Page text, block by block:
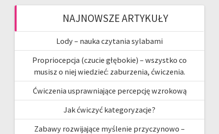
NAJNOWSZE ARTYKUŁY
Lody – nauka czytania sylabami
Propriocepcja (czucie głębokie) – wszystko co
musisz o niej wiedzieć: zaburzenia, ćwiczenia.
Ćwiczenia usprawniające percepcję wzrokową
Jak ćwiczyć kategoryzacje?
Zabawy rozwijające myślenie przyczynowo –